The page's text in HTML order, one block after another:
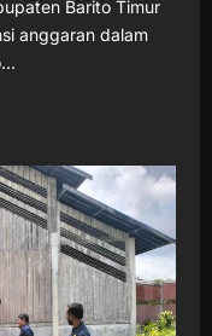
Barito Timur
anggaran dalam